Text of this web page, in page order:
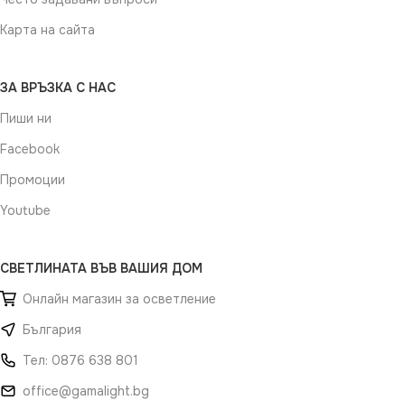
Карта на сайта
ЗА ВРЪЗКА С НАС
Пиши ни
Facebook
Промоции
Youtube
СВЕТЛИНАТА ВЪВ ВАШИЯ ДОМ
Онлайн магазин за осветление
България
Тел: 0876 638 801
office@gamalight.bg